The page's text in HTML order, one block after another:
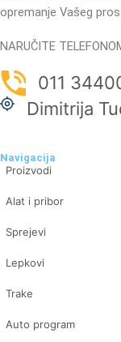
opremanje Vašeg
NARUČITE
011
Dimitrija
Navigacija
Proizvodi
Alat i pribor
Sprejevi
Lepkovi
Trake
Auto program